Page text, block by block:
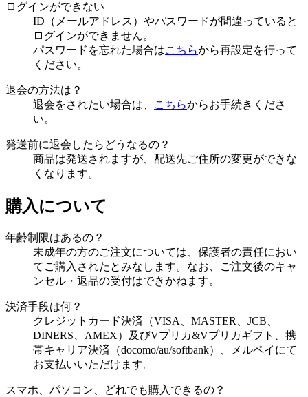
ログインができない
ID（メールアドレス）やパスワードが間違っていると
ログインができません。
パスワードを忘れた場合はこちらから再設定を行って
ください。
退会の方法は？
退会をされたい場合は、
こちらからお手続きくださ
い。
発送前に退会したらどうなるの？
商品は発送されますが、配送先ご住所の変更ができな
くなります。
購入について
年齢制限はあるの？
未成年の方のご注文については、保護者の責任におい
てご購入されたとみなします。なお、ご注文後のキャ
ンセル・返品の受付はできかねます。
決済手段は何？
クレジットカード決済（VISA、MASTER、JCB、
DINERS、AMEX）及びVプリカ&Vプリカギフト、携
帯キャリア決済（docomo/au/softbank）、メルペイにて
お支払いいただけます。
スマホ、パソコン、どれでも購入できるの？